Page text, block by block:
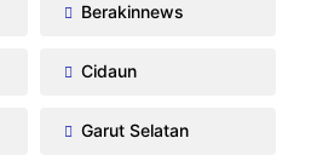
Berakinnews
Cidaun
Garut Selatan